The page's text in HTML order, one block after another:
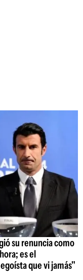
su renuncia como
es el
que vi jamás"